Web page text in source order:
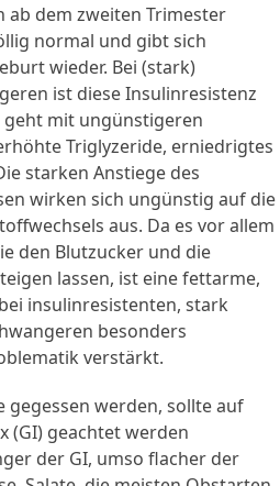
dem zweiten Trimester
normal und gibt sich
wieder. Bei (stark)
ist diese Insulinresistenz
mit ungünstigeren
Triglyzeride, erniedrigtes
starken Anstiege des
wirken sich ungünstig auf die
aus. Da es vor allem
den Blutzucker und die
lassen, ist eine fettarme,
insulinresistenten, stark
besonders
verstärkt.
gegessen werden, sollte auf
(GI) geachtet werden
der GI, umso flacher der